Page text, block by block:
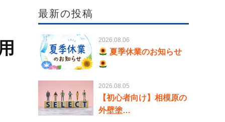
最新の投稿
2026.08.06
夏季休業のお知らせ
2026.08.05
【初心者向け】相模原の
外壁塗…